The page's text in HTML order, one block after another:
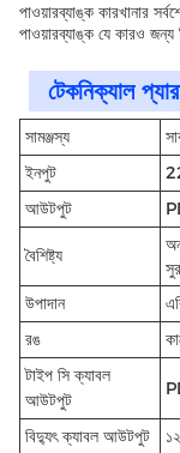
পাওয়ারব্যাঙ্ক কারখানার
পাওয়ারব্যাঙ্ক যে কারও
টেকনিক্যাল
সামঞ্জস্য
ইনপুট
আউটপুট
বৈশিষ্ট্য
উপাদান
রঙ
টাইপ সি ক্যাবল
আউটপুট
বিদ্যুৎ ক্যাবল আউটপুট